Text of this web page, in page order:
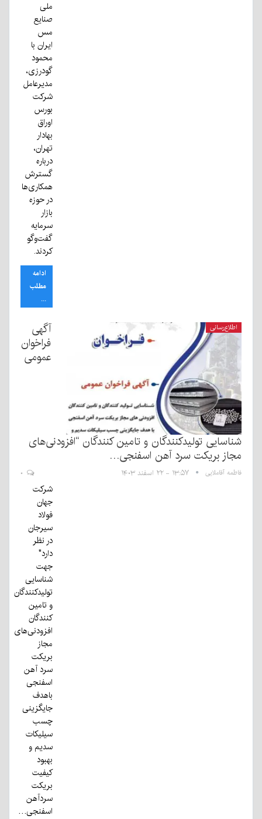
ملی
صنایع
مس
ایران با
محمود
گودرزی،
مدیرعامل
شرکت
بورس
اوراق
بهادار
تهران،
درباره
گسترش
همکاری‌ها
در حوزه
بازار
سرمایه
گفت‌وگو
کردند.
ادامه
مطلب
...
اطلاع‌رسانی
آگهی
فراخوان
عمومی
شناسایی تولیدکنندگان و تامین کنندگان “افزودنی‌های
مجاز بریکت سرد آهن اسفنجی…
فاطمه آقاملایی ۱۳:۵۷ - ۲۲ اسفند ۱۴۰۳
شرکت
جهان
فولاد
سیرجان
در نظر
دارد"
جهت
شناسایی
تولیدکنندگان
و تامین
کنندگان
افزودنی‌های
مجاز
بریکت
سرد آهن
اسفنجی
باهدف
جایگزینی
چسب
سیلیکات
سدیم و
بهبود
کیفیت
بریکت
سردآهن
اسفنجی…